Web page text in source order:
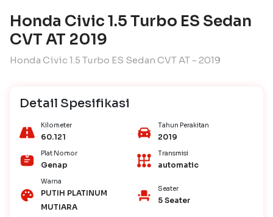
Honda Civic 1.5 Turbo ES Sedan
CVT AT 2019
Honda Civic 1.5 Turbo ES Sedan CVT AT - 2019
Detail Spesifikasi
Kilometer
60.121
Tahun Perakitan
2019
Plat Nomor
Genap
Transmisi
automatic
Warna
PUTIH PLATINUM
MUTIARA
Seater
5 Seater